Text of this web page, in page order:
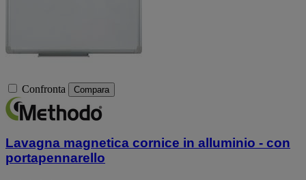
Confronta Compara
Lavagna magnetica cornice in alluminio - con
portapennarello